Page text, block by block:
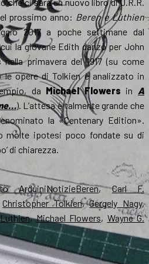
prossimo anno: Beren e Lúthien
2017 a poche settimane dal
la giovane Edith danzò per John
primavera del 1917 (su come
opere di Tolkien è analizzato in
da Michael Flowers in A
). L’attesa è talmente grande che
la «Centenary Edition».
molte ipotesi poco fondate su di
di chiarezza.
ArduiniCategorie
NotizieTag
Beren,Carl F.
Christopher Tolkien,Gergely Nagy,
Luthien,Michael Flowers, Wayne G.